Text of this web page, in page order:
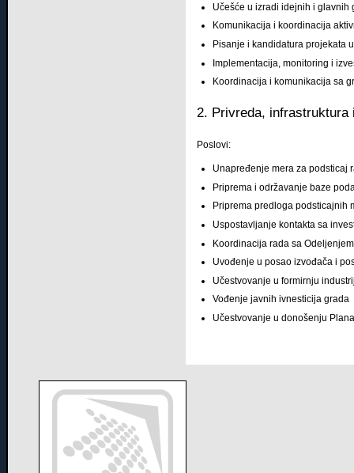
Učešće u izradi idejnih i glavnih
Komunikacija i koordinacija
Pisanje i kandidatura projekata
Implementacija, monitoring i
Koordinacija i komunikacija sa
2. Privreda, infrastruktura
Poslovi:
Unapređenje mera za podsticaj
Priprema i održavanje baze
Priprema predloga podsticajnih
Uspostavljanje kontakta sa
Koordinacija rada sa
Uvođenje u posao izvođača i
Učestvovanje u formirnju
Vođenje javnih ivnesticija grada
Učestvovanje u donošenju